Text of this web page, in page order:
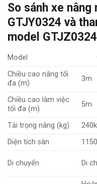
So sánh xe nâng
GTJY0324 và
model GTJZ0324
Model
Chiều cao nâng tối
đa (m)
3m
Chiều cao làm việc
tối đa (m)
5m
Tải trọng nâng (kg)
Diện tích sàn
Di chuyển Di